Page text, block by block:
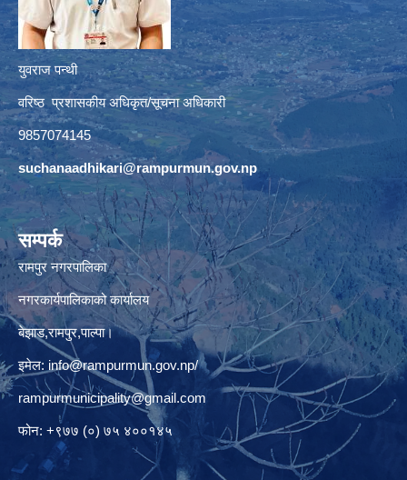
युवराज पन्थी
वरिष्ठ प्रशासकीय अधिकृत/सूचना अधिकारी
9857074145
suchanaadhikari@rampurmun.gov.np
सम्पर्क
रामपुर नगरपालिका
नगरकार्यपालिकाको कार्यालय
बेझाड,रामपुर,पाल्पा।
इमेल: info@rampurmun.gov.np/
rampurmunicipality@gmail.com
फोन: +९७७ (०) ७५ ४००१४५